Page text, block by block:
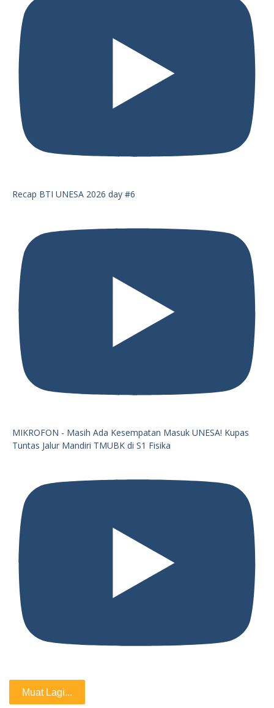
Recap BTI UNESA 2026 day #6
MIKROFON - Masih Ada Kesempatan Masuk UNESA! Kupas
Tuntas Jalur Mandiri TMUBK di S1 Fisika
Muat Lagi...